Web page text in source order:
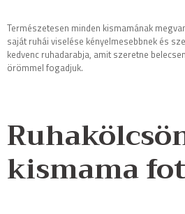
Természetesen minden kismamának
saját ruhái viselése kényelmesebbnek és
kedvenc ruhadarabja, amit szeretne
örömmel fogadjuk.
kismama